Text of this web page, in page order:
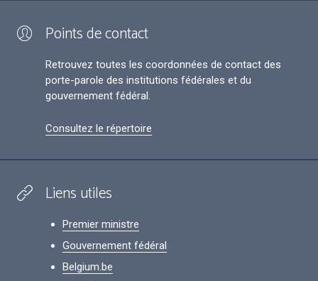
Points de contact
Retrouvez toutes les coordonnées de contact des
porte-parole des institutions fédérales et du
gouvernement fédéral.
Consultez le répertoire
Liens utiles
Premier ministre
Gouvernement fédéral
Belgium.be